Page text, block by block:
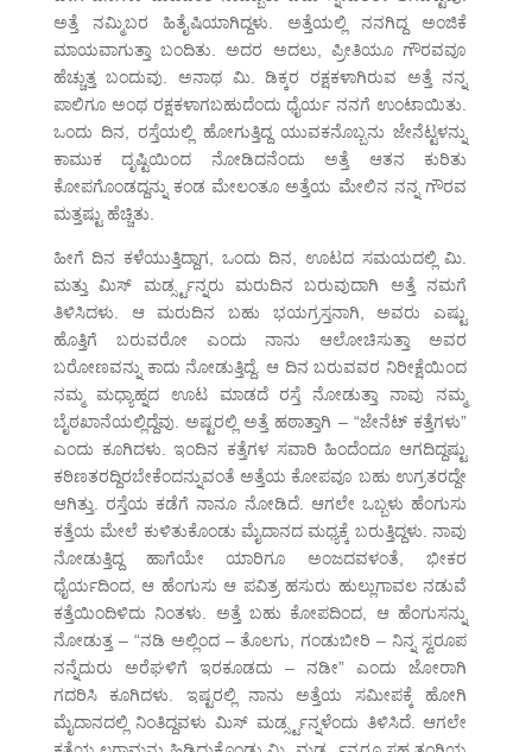
ಅತ್ತೆ ನಮ್ಮಿಬರ ಹಿತೈಷಿಯಾಗಿದ್ದಳು. ಅತ್ತೆಯಲ್ಲಿ ನನಗಿದ್ದ ಅಂಜಿಕೆ
ಮಾಯವಾಗುತ್ತಾ ಬಂದಿತು. ಅದರ ಅದಲು, ಪ್ರೀತಿಯೂ ಗೌರವವೂ
ಹೆಚ್ಚುತ್ತ ಬಂದುವು. ಅನಾಥ ಮಿ. ಡಿಕ್ಕರ ರಕ್ಷಕಳಾಗಿರುವ ಅತ್ತೆ ನನ್ನ
ಪಾಲಿಗೂ ಅಂಥ ರಕ್ಷಕಳಾಗಬಹುದೆಂದು ಧೈರ್ಯ ನನಗೆ ಉಂಟಾಯಿತು.
ಒಂದು ದಿನ, ರಸ್ತೆಯಲ್ಲಿ ಹೋಗುತ್ತಿದ್ದ ಯುವಕನೊಬ್ಬನು ಜೇನೆಟ್ಟಳನ್ನು
ಕಾಮುಕ ದೃಷ್ಟಿಯಿಂದ ನೋಡಿದನೆಂದು ಅತ್ತೆ ಆತನ ಕುರಿತು
ಕೋಪಗೊಂಡದ್ದನ್ನು ಕಂಡ ಮೇಲಂತೂ ಅತ್ತೆಯ ಮೇಲಿನ ನನ್ನ ಗೌರವ
ಮತ್ತಷ್ಟು ಹೆಚ್ಚಿತು.
ಹೀಗೆ ದಿನ ಕಳೆಯುತ್ತಿದ್ದಾಗ, ಒಂದು ದಿನ, ಊಟದ ಸಮಯದಲ್ಲಿ ಮಿ.
ಮತ್ತು ಮಿಸ್ ಮರ್ಡ್ಸ್ಟನ್ನರು ಮರುದಿನ ಬರುವುದಾಗಿ ಅತ್ತೆ ನಮಗೆ
ತಿಳಿಸಿದಳು. ಆ ಮರುದಿನ ಬಹು ಭಯಗ್ರಸ್ತನಾಗಿ, ಅವರು ಎಷ್ಟು
ಹೊತ್ತಿಗೆ ಬರುವರೋ ಎಂದು ನಾನು ಆಲೋಚಿಸುತ್ತಾ ಅವರ
ಬರೋಣವನ್ನು ಕಾದು ನೋಡುತ್ತಿದ್ದೆ. ಆ ದಿನ ಬರುವವರ ನಿರೀಕ್ಷೆಯಿಂದ
ನಮ್ಮ ಮಧ್ಯಾಹ್ನದ ಊಟ ಮಾಡದೆ ರಸ್ತೆ ನೋಡುತ್ತಾ ನಾವು ನಮ್ಮ
ಬೈಠಖಾನೆಯಲ್ಲಿದ್ದೆವು. ಅಷ್ಟರಲ್ಲಿ ಅತ್ತೆ ಹಠಾತ್ತಾಗಿ – “ಜೇನೆಟ್ ಕತ್ತೆಗಳು”
ಎಂದು ಕೂಗಿದಳು. ಇಂದಿನ ಕತ್ತೆಗಳ ಸವಾರಿ ಹಿಂದೆಂದೂ ಆಗದಿದ್ದಷ್ಟು
ಕಠಿಣತರದ್ದಿರಬೇಕೆಂದನ್ನುವಂತೆ ಅತ್ತೆಯ ಕೋಪವೂ ಬಹು ಉಗ್ರತರದ್ದೇ
ಆಗಿತ್ತು. ರಸ್ತೆಯ ಕಡೆಗೆ ನಾನೂ ನೋಡಿದೆ. ಆಗಲೇ ಒಬ್ಬಳು ಹೆಂಗುಸು
ಕತ್ತೆಯ ಮೇಲೆ ಕುಳಿತುಕೊಂಡು ಮೈದಾನದ ಮಧ್ಯಕ್ಕೆ ಬರುತ್ತಿದ್ದಳು. ನಾವು
ನೋಡುತ್ತಿದ್ದ ಹಾಗೆಯೇ ಯಾರಿಗೂ ಅಂಜದವಳಂತೆ, ಭೀಕರ
ಧೈರ್ಯದಿಂದ, ಆ ಹೆಂಗುಸು ಆ ಪವಿತ್ರ ಹಸುರು ಹುಲ್ಲುಗಾವಲ ನಡುವೆ
ಕತ್ತೆಯಿಂದಿಳಿದು ನಿಂತಳು. ಅತ್ತೆ ಬಹು ಕೋಪದಿಂದ, ಆ ಹೆಂಗುಸನ್ನು
ನೋಡುತ್ತ – “ನಡಿ ಅಲ್ಲಿಂದ – ತೊಲಗು, ಗಂಡುಬೀರಿ – ನಿನ್ನ ಸ್ವರೂಪ
ನನ್ನೆದುರು ಅರೆಘಳಿಗೆ ಇರಕೂಡದು – ನಡೀ” ಎಂದು ಜೋರಾಗಿ
ಗದರಿಸಿ ಕೂಗಿದಳು. ಇಷ್ಟರಲ್ಲಿ ನಾನು ಅತ್ತೆಯ ಸಮೀಪಕ್ಕೆ ಹೋಗಿ
ಮೈದಾನದಲ್ಲಿ ನಿಂತಿದ್ದವಳು ಮಿಸ್ ಮರ್ಡ್ಸ್ಟನ್ನಳೆಂದು ತಿಳಿಸಿದೆ. ಆಗಲೇ